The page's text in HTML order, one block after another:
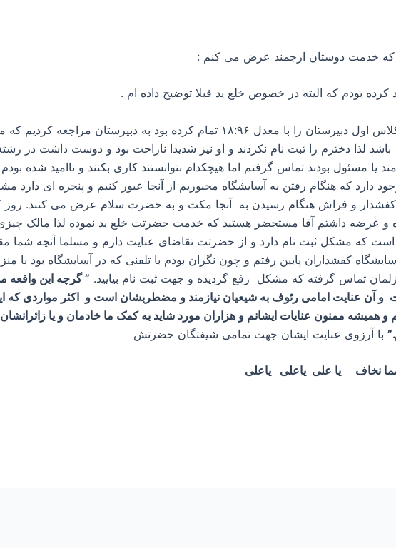
که خدمت دوستان ارجمند عرض می کنم :
بودم که البته در خصوص خلع ید قبلا توضیح داده ام .
شهریور ۹۳ ایام ثبت نام مدارس بود و جهت ثبت نام دخترم که کلاس اول دبیرستان را با معدل ۱۸:۹۶ تمام کرده بود به
کرده بود برای ثبت نام در رشتۀ تجربی حتما باید معدل حداقل ۱۹ باشد لذا دخترم را ثبت نام نکردند و او نیز شدیدا ناراحت بود و دوست
مسئول بودند تماس گرفتم اما هیچکدام نتوانستند کاری بکنند و ناامید شده
دارد که هنگام رفتن به آسایشگاه مجبوریم از آنجا عبور کنیم و پنجره ای دارد
و فراش هنگام رسیدن به آنجا مکث و به حضرت سلام عرض می کنند. روز
و عرضه داشتم آقا مستحضر هستید که خدمت حضرتت خلع ید نموده لذا مالک
است که مشکل ثبت نام دارد و از حضرتت تقاضای عنایت دارم و مسلما آنچه شما
کفشداران پایین رفتم و چون نگران بودم با تلفنی که در آسایشگاه بود با
تماس گرفته که مشکل رفع گردیده و جهت ثبت نام بیایید. ” گرچه این واقعه
عنایت امامی رئوف به شیعیان نیازمند و مضطربشان است و اکثر مواردی که
ممنون عنایات ایشانم و هزاران مورد شاید به کمک ما خادمان و یا زائرانشان
با آرزوی عنایت ایشان جهت تمامی شیفتگان حضرتش
نخاف یا علی یاعلی یاعلی